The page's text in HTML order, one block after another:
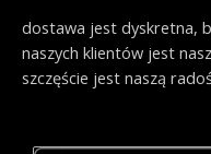
dostawa jest dyskretna,
naszych klientów jest
szczęście jest naszą